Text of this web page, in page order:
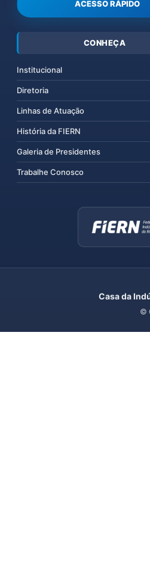
ACESSO RÁPIDO
CONHEÇA
Institucional
Diretoria
Linhas de Atuação
História da FIERN
Galeria de Presidentes
Trabalhe Conosco
Casa da
©